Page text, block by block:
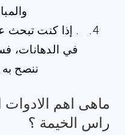
. إذا كنت
في الدهانات،
ننصح به
ماهى اهم
راس الخيمة ؟